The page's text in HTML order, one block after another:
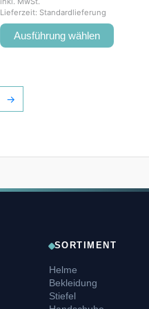
Lieferzeit: Standardlieferung
Ausführung wählen
→
SORTIMENT
Helme
Bekleidung
Stiefel